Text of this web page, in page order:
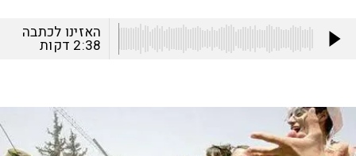
האזינו לכתבה
2:38 דקות